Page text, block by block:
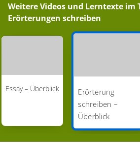
Weitere Videos und Lerntexte im
Erörterungen schreiben
Essay – Überblick
Erörterung
schreiben –
Überblick